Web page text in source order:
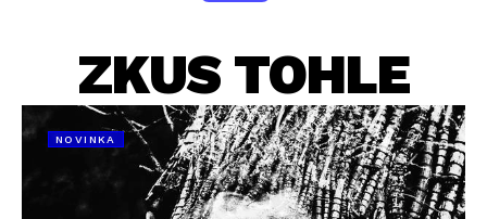
ZKUS TOHLE
NOVINKA